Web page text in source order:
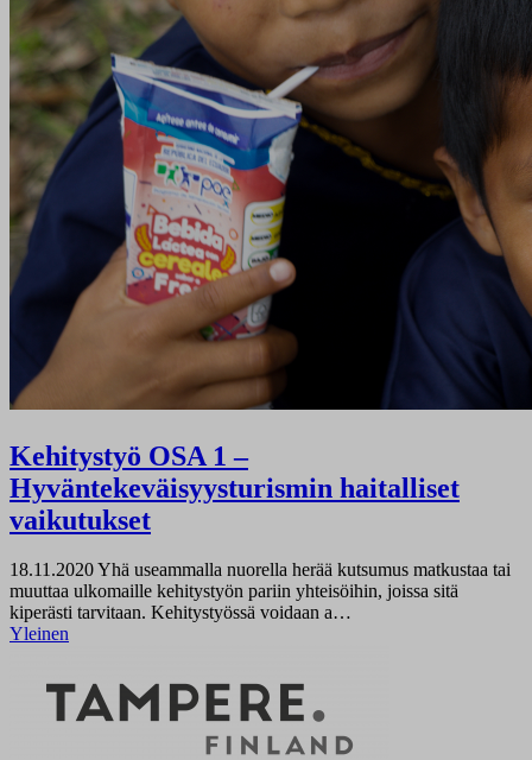
Kehitystyö OSA 1 –
Hyväntekeväisyysturismin haitalliset
vaikutukset
18.11.2020Yhä useammalla nuorella herää kutsumus matkustaa tai
muuttaa ulkomaille kehitystyön pariin yhteisöihin, joissa sitä
kiperästi tarvitaan. Kehitystyössä voidaan a…
Yleinen